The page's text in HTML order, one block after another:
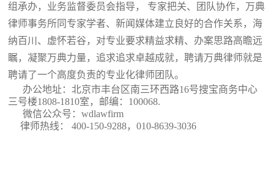
组承办，业务监督委员会指导， 专家把关、团队协作，万典
律师事务所同专家学者、新闻媒体建立良好的合作关系，海
纳百川、虚怀若谷，对专业要求精益求精、办案思路高瞻远
瞩，凝聚万典力量，追求追求卓越成就，聘请万典律师就是
聘请了一个高度负责的专业化律师团队。
办公地址：北京市丰台区南三环西路16号搜宝商务中心
三号楼1808-1810室 ，邮编：100068.
微信公众号：wdlawfirm
律师热线： 400-150-9288，010-8639-3036